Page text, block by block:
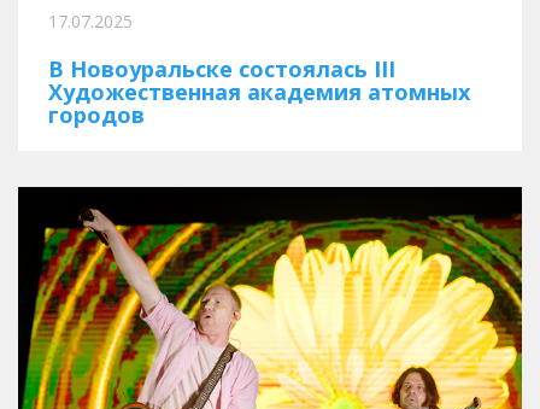
17.07.2025
В Новоуральске состоялась III
Художественная академия атомных
городов